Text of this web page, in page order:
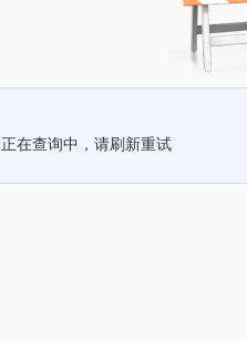
正在查询中，请刷新重试